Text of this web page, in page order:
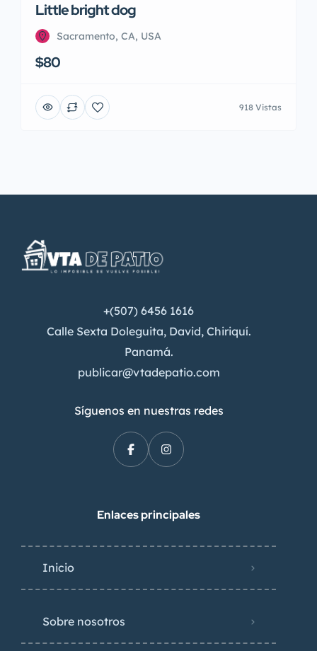
Little bright dog
Sacramento, CA, USA
$80
918 Vistas
+(507) 6456 1616
Calle Sexta Doleguita, David, Chiriquí.
Panamá.
publicar@vtadepatio.com
Síguenos en nuestras redes
Enlaces principales
Inicio
Sobre nosotros